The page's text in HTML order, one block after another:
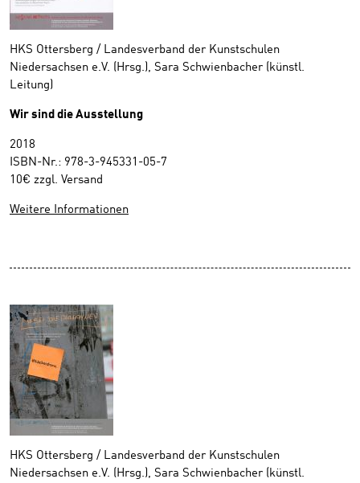
HKS Ottersberg / Landesverband der Kunstschulen
Niedersachsen e.V. (Hrsg.), Sara Schwienbacher (künstl.
Leitung)
Wir sind die Ausstellung
2018
ISBN-Nr.: 978-3-945331-05-7
10€ zzgl. Versand
Weitere Informationen
HKS Ottersberg / Landesverband der Kunstschulen
Niedersachsen e.V. (Hrsg.), Sara Schwienbacher (künstl.